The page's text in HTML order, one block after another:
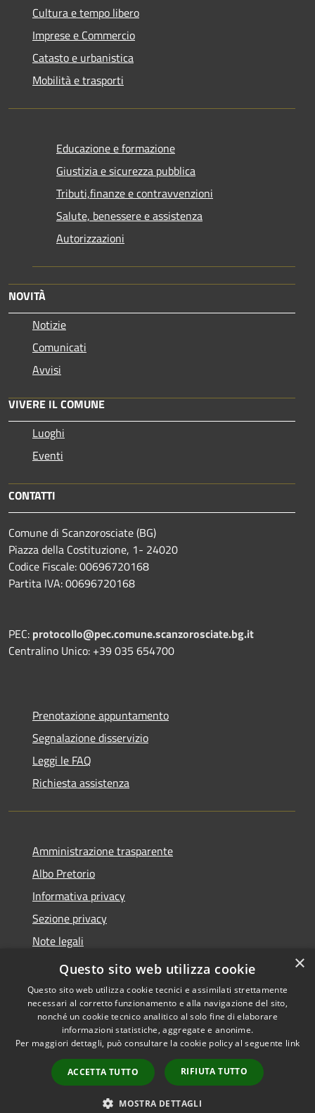
Cultura e tempo libero
Imprese e Commercio
Catasto e urbanistica
Mobilità e trasporti
Educazione e formazione
Giustizia e sicurezza pubblica
Tributi,finanze e contravvenzioni
Salute, benessere e assistenza
Autorizzazioni
NOVITÀ
Notizie
Comunicati
Avvisi
VIVERE IL COMUNE
Luoghi
Eventi
CONTATTI
Comune di Scanzorosciate (BG)
Piazza della Costituzione, 1- 24020
Codice Fiscale: 00696720168
Partita IVA: 00696720168
PEC: protocollo@pec.comune.scanzorosciate.bg.it
Centralino Unico: +39 035 654700
Prenotazione appuntamento
Segnalazione disservizio
Leggi le FAQ
Richiesta assistenza
Amministrazione trasparente
Albo Pretorio
Informativa privacy
Sezione privacy
Note legali
Dichiarazione di accessibilità
Accessibilità
Copyright © 2026 • Comune di
Scanzorosciate • Powered by
Municipium•
Accesso
redazione
×
Questo sito web utilizza cookie
Questo sito web utilizza cookie tecnici e assimilati strettamente
necessari al corretto funzionamento e alla navigazione del sito,
nonché un cookie tecnico analitico al solo fine di elaborare
informazioni statistiche, aggregate e anonime.
Per maggiori dettagli, può consultare la cookie policy al seguente link
ACCETTA TUTTO RIFIUTA TUTTO
MOSTRA DETTAGLI